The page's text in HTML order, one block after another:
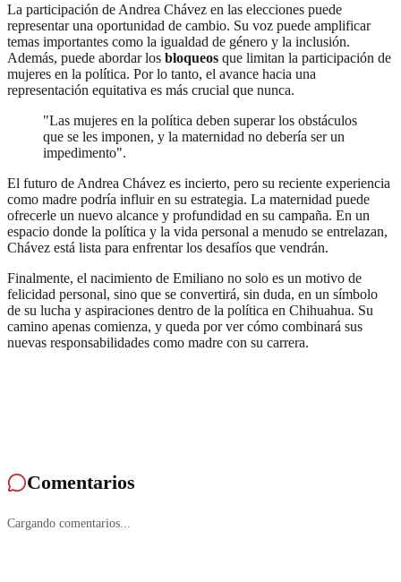
La participación de Andrea Chávez en las elecciones puede
representar una oportunidad de cambio. Su voz puede amplificar
temas importantes como la igualdad de género y la inclusión.
Además, puede abordar los bloqueos que limitan la participación de
mujeres en la política. Por lo tanto, el avance hacia una
representación equitativa es más crucial que nunca.
"Las mujeres en la política deben superar los obstáculos
que se les imponen, y la maternidad no debería ser un
impedimento".
El futuro de Andrea Chávez es incierto, pero su reciente experiencia
como madre podría influir en su estrategia. La maternidad puede
ofrecerle un nuevo alcance y profundidad en su campaña. En un
espacio donde la política y la vida personal a menudo se entrelazan,
Chávez está lista para enfrentar los desafíos que vendrán.
Finalmente, el nacimiento de Emiliano no solo es un motivo de
felicidad personal, sino que se convertirá, sin duda, en un símbolo
de su lucha y aspiraciones dentro de la política en Chihuahua. Su
camino apenas comienza, y queda por ver cómo combinará sus
nuevas responsabilidades como madre con su carrera.
Comentarios
Cargando comentarios...